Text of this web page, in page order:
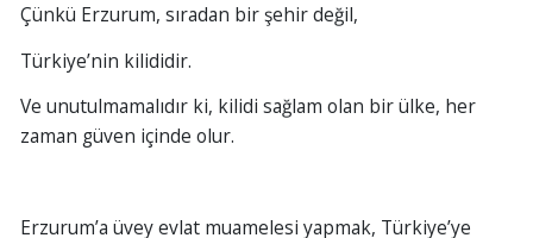
Çünkü Erzurum, sıradan bir şehir değil,
Türkiye’nin kilididir.
Ve unutulmamalıdır ki, kilidi sağlam olan bir ülke, her
zaman güven içinde olur.
Erzurum’a üvey evlat muamelesi yapmak, Türkiye’ye